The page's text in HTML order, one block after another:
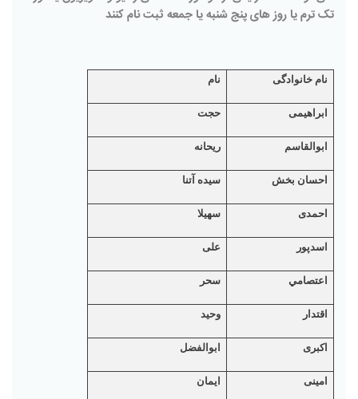
تک ترم یا روز های پنج شنبه یا جمعه ثبت نام کنند
نام خانوادگی نام
ابراهیمی حجت
ابوالقاسم ریحانه
احسان بخش سیده آتنا
احمدی سهیلا
اسدپور علی
اعتصامي سحر
اقتدار وحید
اکبری ابوالفضل
امینی ایمان